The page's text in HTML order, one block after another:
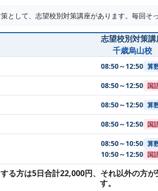
として、志望校別対策講座があります。毎回そ
志望校別対策講
千歳烏山校
08:50～12:50 算
08:50～12:50 国
08:50～12:50 算
08:50～12:50 国
08:50～10:50 算
10:50～12:50 国
る方は5日合計22,000円、それ以外の方
す。